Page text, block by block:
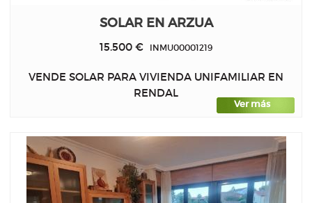
SOLAR EN ARZUA
15.500 € INMU00001219
VENDE SOLAR PARA VIVIENDA UNIFAMILIAR EN
RENDAL
Ver más